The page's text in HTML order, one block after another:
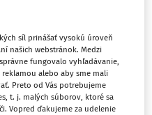
prečítali len
z tejto oblasti je
portálu.
síl prinášať vysokú úroveň
našich webstránok. Medzi
fungovalo vyhľadávanie,
alebo aby sme mali
Preto od Vás potrebujeme
t. j. malých súborov, ktoré sa
Vopred ďakujeme za udelenie